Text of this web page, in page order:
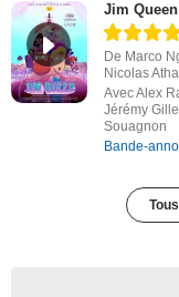
Jim Queen
De Marco
Nicolas
Avec Alex
Jérémy
Souagnon
Bande-